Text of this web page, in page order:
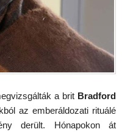
a brit Bradford
az emberáldozati rituálé
derült. Hónapokon át